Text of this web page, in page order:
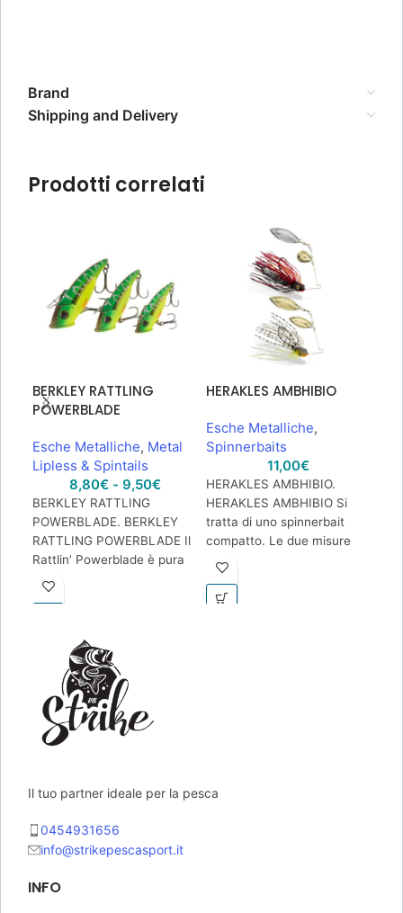
(10gr), 4 / Holo Bone
AGGIUNGI AL CARRELLO
RAPTURE MAD RUSHER SPINTAIL JIG – 3/8oz
(10gr), 5 / Blue Shiner
AGGIUNGI AL CARRELLO
Brand
Shipping and Delivery
Prodotti correlati
BERKLEY RATTLING
POWERBLADE
Esche Metalliche, Metal
Lipless & Spintails
8,80€ - 9,50€
BERKLEY RATTLING
POWERBLADE. BERKLEY
RATTLING POWERBLADE Il
Rattlin’ Powerblade è pura
caramella per il pesce
persico! A causa del naso
HERAKLES AMBHIBIO
Esche Metalliche,
Spinnerbaits
11,00€
HERAKLES AMBHIBIO.
HERAKLES AMBHIBIO Si
tratta di uno spinnerbait
compatto. Le due misure
1/4oz e 3/8oz lo rendono
molto versatile.
Il tuo partner ideale per la pesca
0454931656
info@strikepescasport.it
INFO